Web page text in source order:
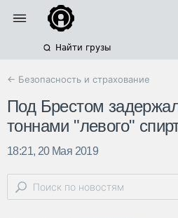
Найти грузы
← Безопасность и страхование
Под Брестом
тоннами "левого"
18:21, 20 Мая 2019